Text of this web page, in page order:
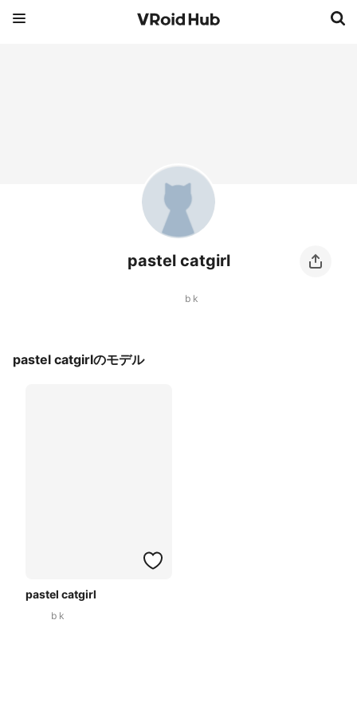
pastel catgirl
b k
pastel catgirlのモデル
pastel catgirl
b k